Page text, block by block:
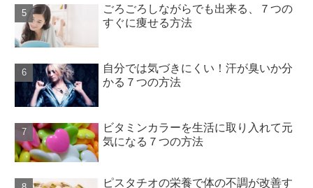
ごろごろしながらでも出来る、７つの
すぐに痩せる方法
自分では気づきにくい！汗が臭いか分
かる７つの方法
ビタミンカラーを生活に取り入れて元
気になる７つの方法
ピスタチオの栄養で体の不調が改善す